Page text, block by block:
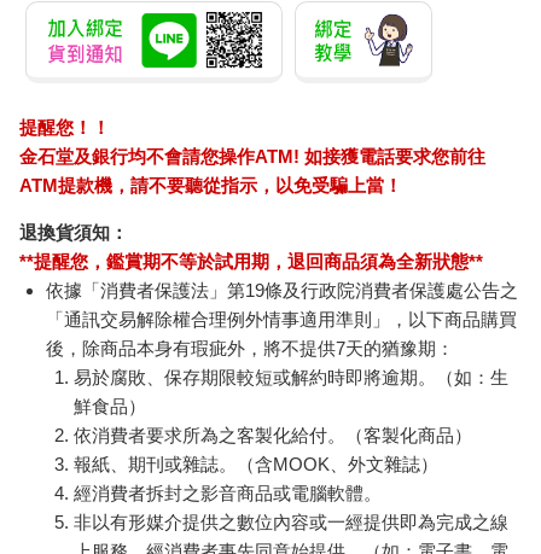
MOTOR汽車百科8月
2026第489期
加入購物車
【13章】專業冰滴久
釀6入組（160ml/瓶）
加入購物車
訂購/退換貨須知
加入金石堂 LINE 官方帳號『完成綁定』，隨時掌握出貨動
態：